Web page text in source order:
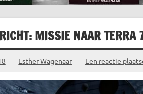
MISSIE NAAR TERRA
Esther Wagenaar Een reactie